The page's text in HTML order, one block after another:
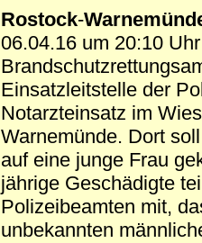
Rostock-
06.04.16 um 20:10
Einsatzleitstelle der
Notarzteinsatz im
Warnemünde. Dort
auf eine junge Frau
jährige Geschädigte
Polizeibeamten mit,
unbekannten